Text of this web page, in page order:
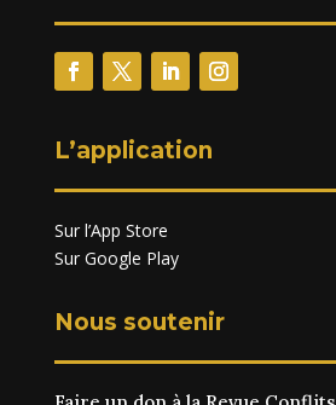
L’application
Sur l’App Store
Sur Google Play
Nous soutenir